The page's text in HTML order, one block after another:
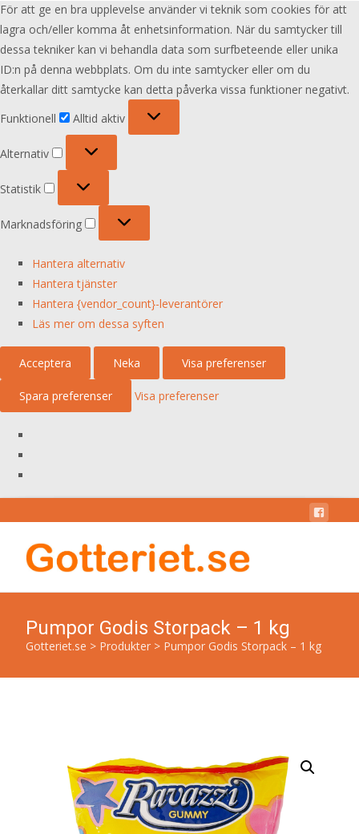
För att ge en bra upplevelse använder vi teknik som cookies för att
lagra och/eller komma åt enhetsinformation. När du samtycker till
dessa tekniker kan vi behandla data som surfbeteende eller unika
ID:n på denna webbplats. Om du inte samtycker eller om du
återkallar ditt samtycke kan detta påverka vissa funktioner negativt.
Funktionell
Alltid aktiv
Alternativ
Statistik
Marknadsföring
Hantera alternativ
Hantera tjänster
Hantera {vendor_count}-leverantörer
Läs mer om dessa syften
Acceptera Neka Visa preferenser
Spara preferenser Visa preferenser
Pumpor Godis Storpack – 1 kg
Gotteriet.se > Produkter > Pumpor Godis Storpack – 1 kg